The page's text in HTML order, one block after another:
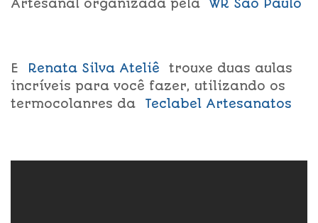
Artesanal organizada pela
WR São Paulo
E Renata Silva Ateliê
trouxe duas aulas
incríveis para você fazer, utilizando os
termocolanres da
Teclabel Artesanatos